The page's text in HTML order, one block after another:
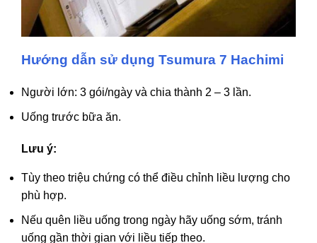
Hướng dẫn sử dụng Tsumura 7 Hachimi
Người lớn: 3 gói/ngày và chia thành 2 – 3 lần.
Uống trước bữa ăn.
Lưu ý:
Tùy theo triệu chứng có thể điều chỉnh liều lượng cho
phù hợp.
Nếu quên liều uống trong ngày hãy uống sớm, tránh
uống gần thời gian với liều tiếp theo.